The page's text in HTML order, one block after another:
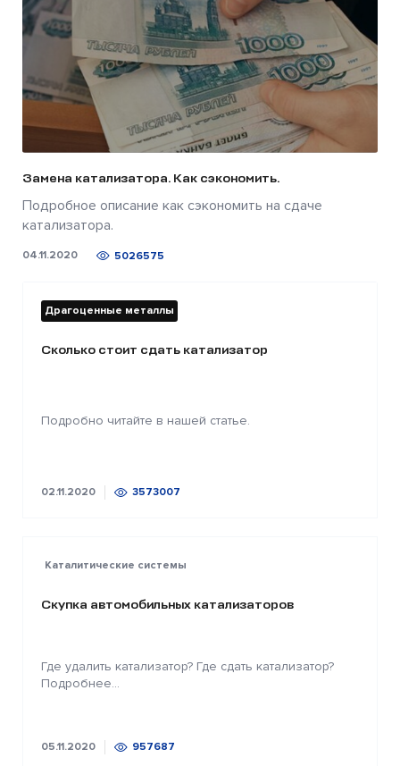
Замена катализатора. Как сэкономить.
Подробное описание как сэкономить на сдаче
катализатора.
04.11.2020 5026575
Драгоценные металлы
Сколько стоит сдать катализатор
Подробно читайте в нашей статье.
02.11.2020 3573007
Каталитические системы
Скупка автомобильных катализаторов
Где удалить катализатор? Где сдать катализатор?
Подробнее...
05.11.2020 957687